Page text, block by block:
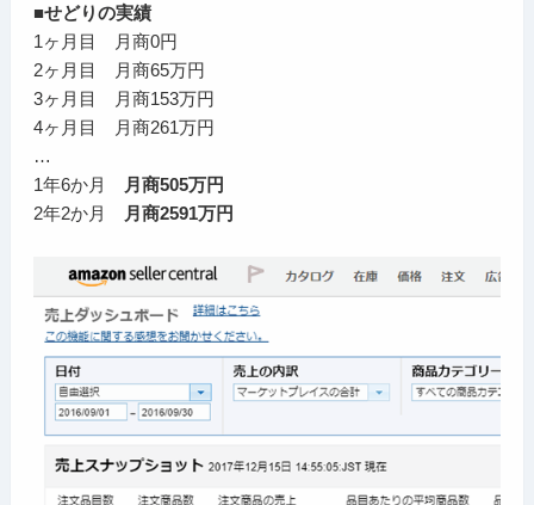
■せどりの実績
1ヶ月目 月商0円
2ヶ月目 月商65万円
3ヶ月目 月商153万円
4ヶ月目 月商261万円
…
1年6か月
月商505万円
2年2か月
月商2591万円